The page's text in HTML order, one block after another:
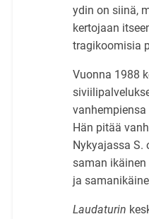
ydin on siinä,
kertojaan
tragikoomisia
Vuonna 1988
Hän pitää
Nykyajassa S.
saman
ja
Laudaturin